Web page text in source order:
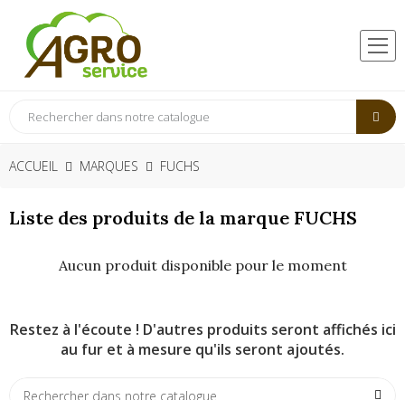
ACCUEIL MARQUES FUCHS
Liste des produits de la marque FUCHS
Aucun produit disponible pour le moment
Restez à l'écoute ! D'autres produits seront affichés ici
au fur et à mesure qu'ils seront ajoutés.